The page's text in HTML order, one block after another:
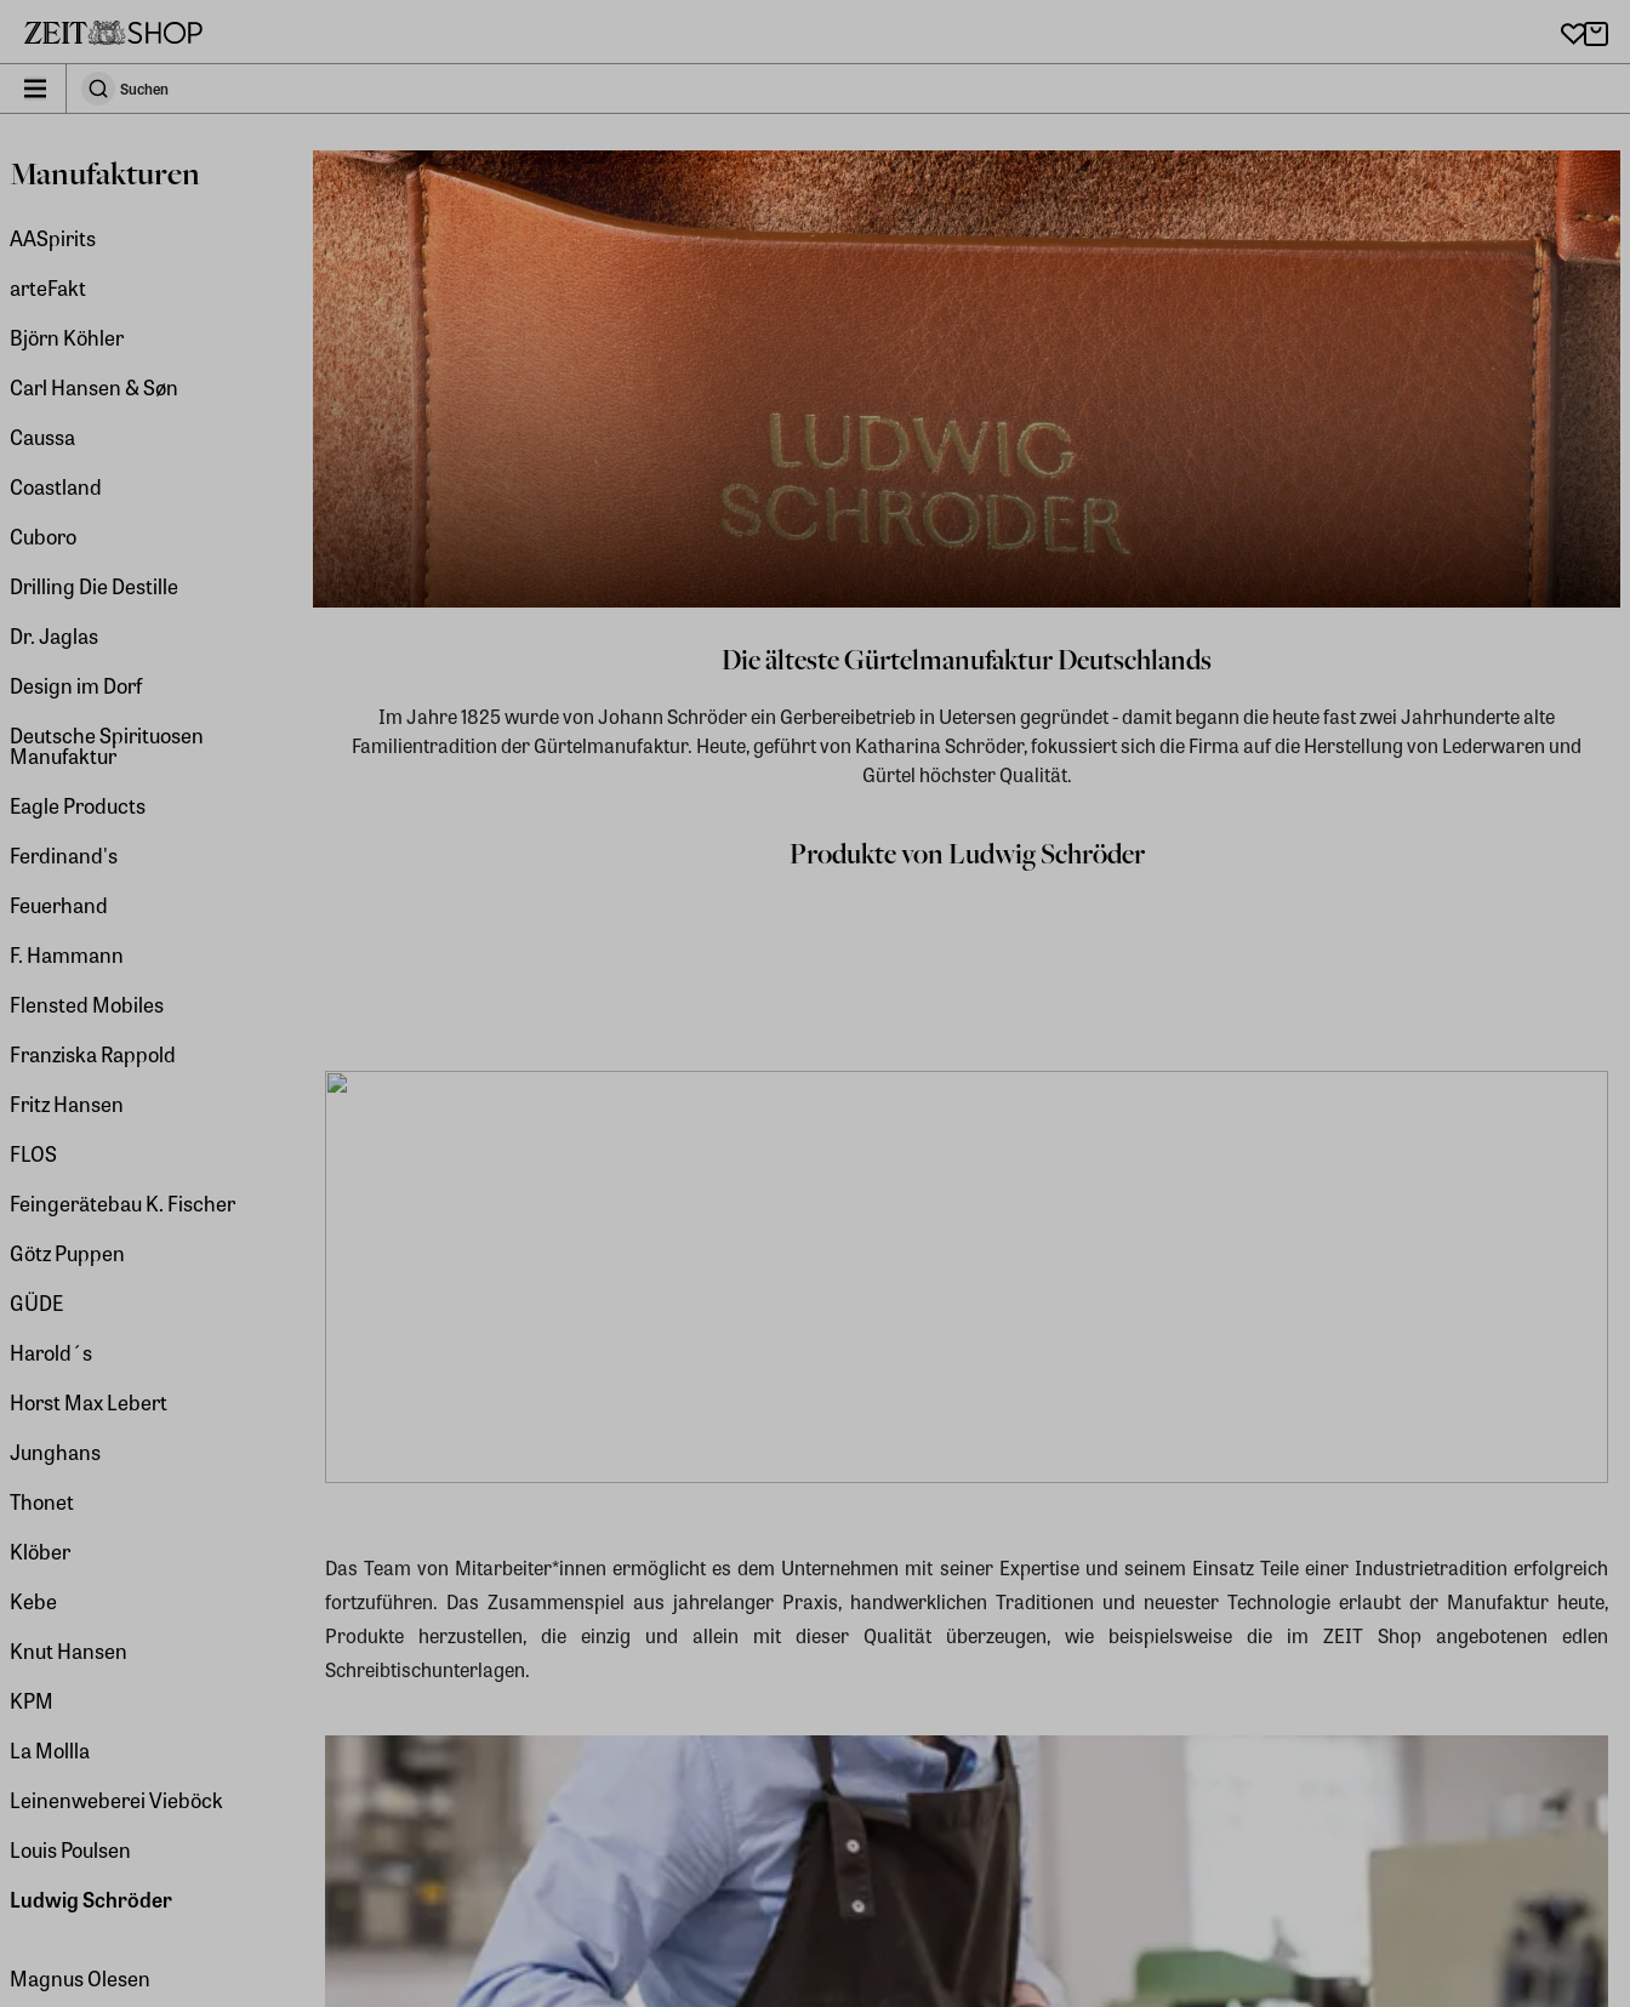
zeit_storefront.components.search.collapsed
SuchenSuchen
Manufakturen
AASpirits
arteFakt
Björn Köhler
Carl Hansen & Søn
Caussa
Coastland
Cuboro
Drilling Die Destille
Dr. Jaglas
Design im Dorf
Deutsche Spirituosen
Manufaktur
Eagle Products
Ferdinand's
Feuerhand
F. Hammann
Flensted Mobiles
Franziska Rappold
Fritz Hansen
FLOS
Feingerätebau K. Fischer
Götz Puppen
GÜDE
Harold´s
Horst Max Lebert
Junghans
Thonet
Klöber
Kebe
Knut Hansen
KPM
La Mollla
Leinenweberei Vieböck
Louis Poulsen
Ludwig Schröder
Magnus Olesen
Die älteste Gürtelmanufaktur Deutschlands
Im Jahre 1825 wurde von Johann Schröder ein Gerbereibetrieb in Uetersen gegründet - damit begann die heute fast zwei Jahrhunderte alte
Familientradition der Gürtelmanufaktur. Heute, geführt von Katharina Schröder, fokussiert sich die Firma auf die Herstellung von Lederwaren und
Gürtel höchster Qualität.
Produkte von Ludwig Schröder
Das Team von Mitarbeiter*innen ermöglicht es dem Unternehmen mit seiner Expertise und seinem Einsatz Teile einer Industrietradition erfolgreich
fortzuführen. Das Zusammenspiel aus jahrelanger Praxis, handwerklichen Traditionen und neuester Technologie erlaubt der Manufaktur heute,
Produkte herzustellen, die einzig und allein mit dieser Qualität überzeugen, wie beispielsweise die im ZEIT Shop angebotenen edlen
Schreibtischunterlagen.